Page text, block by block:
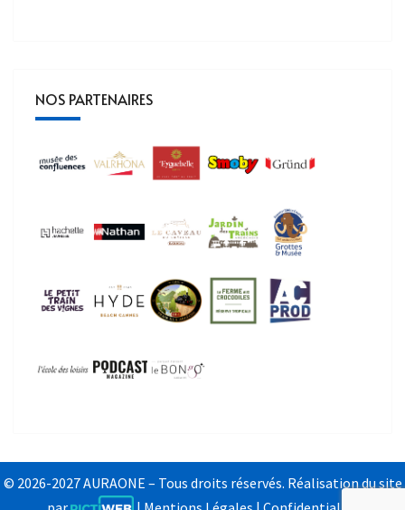
NOS PARTENAIRES
© 2026-2027 AURAONE – Tous droits réservés. Réalisation du site